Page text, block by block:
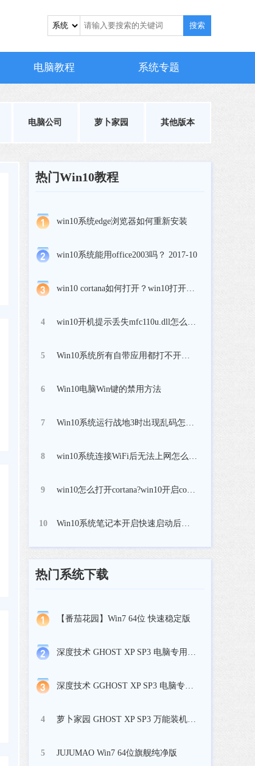
搜索
电脑教程 系统专题
电脑公司 萝卜家园 其他版本
热门Win10教程
win10系统edge浏览器如何重新安装
win10系统能用office2003吗？ 2017-10
4
5
6 Win10电脑Win键的禁用方法
7
8
9
10
热门系统下载
【番茄花园】Win7 64位 快速稳定版
4
5 JUJUMAO Win7 64位旗舰纯净版